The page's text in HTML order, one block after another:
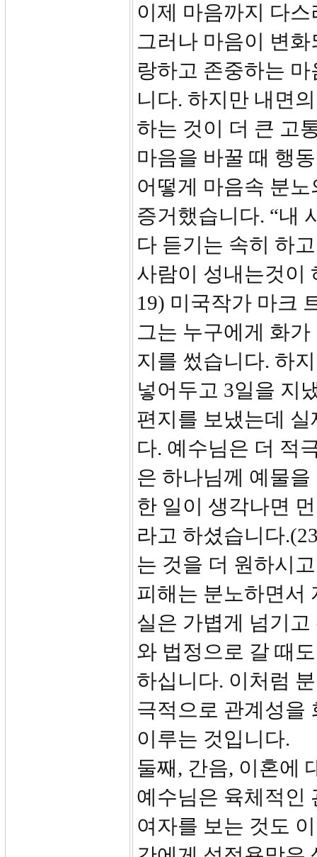
이제 마음까지 다
그러나 마음이 변
랑하고 존중하는
니다. 하지만 내면
하는 것이 더 큰 고
마음을 바꿀 때 행
어떻게 마음속 분
증거했습니다. “내
다 듣기는 속히 하
사람이 성내는것이
19) 미국작가 마크
그는 누구에게 화
지를 썼습니다. 하
넣어두고 3일을 지
편지를 보냈는데
다. 예수님은 더 적
은 하나님께 예물
한 일이 생각나면
라고 하셨습니다
는 것을 더 원하시
피해는 분노하면서
실은 가볍게 넘기
와 법정으로 갈 때
하십니다. 이처럼
극적으로 관계성을
이루는 것입니다.
둘째, 간음, 이혼에
예수님은 육체적인
여자를 보는 것도